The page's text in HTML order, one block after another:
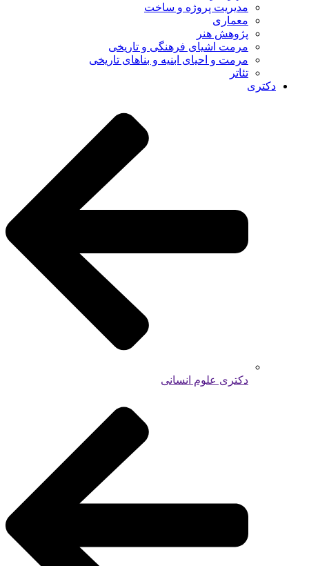
مدیریت پروژه و ساخت
معماری
پژوهش هنر
مرمت اشیای فرهنگی و تاریخی
مرمت و احیای ابنیه و بناهای تاریخی
تئاتر
دکتری
دکتری علوم انسانی